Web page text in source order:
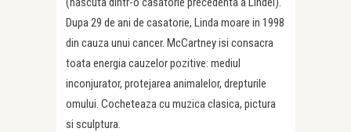
Dupa 29 de ani de casatorie, Linda moare in 1998
din cauza unui cancer. McCartney isi consacra
toata energia cauzelor pozitive: mediul
inconjurator, protejarea animalelor, drepturile
omului. Cocheteaza cu muzica clasica, pictura
si sculptura.